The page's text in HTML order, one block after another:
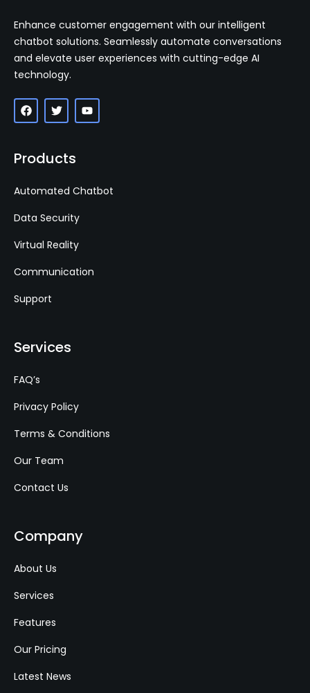
Enhance customer engagement with our intelligent
chatbot solutions. Seamlessly automate conversations
and elevate user experiences with cutting-edge AI
technology.
Products
Automated Chatbot
Data Security
Virtual Reality
Communication
Support
Services
FAQ’s
Privacy Policy
Terms & Conditions
Our Team
Contact Us
Company
About Us
Services
Features
Our Pricing
Latest News